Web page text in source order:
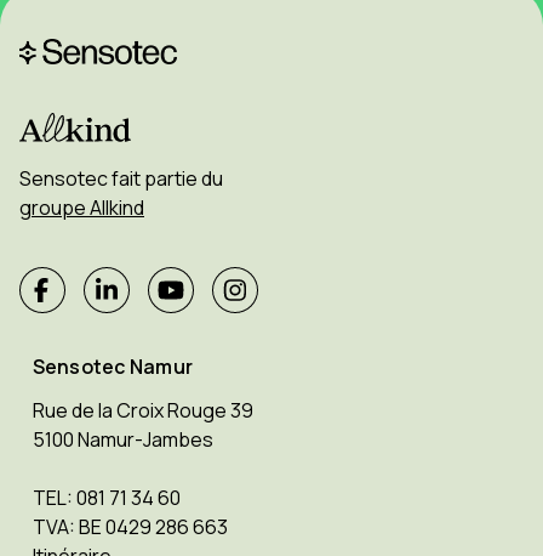
Sensotec fait partie du
groupe Allkind
Sensotec Namur
Rue de la Croix Rouge 39
5100 Namur-Jambes
TEL: 081 71 34 60
TVA: BE 0429 286 663